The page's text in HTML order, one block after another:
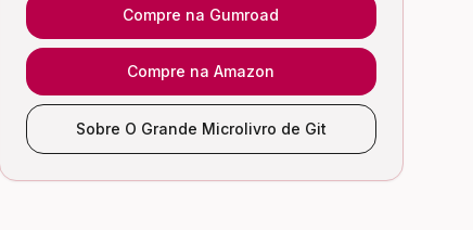
Compre na Gumroad
Compre na Amazon
Sobre O Grande Microlivro de Git